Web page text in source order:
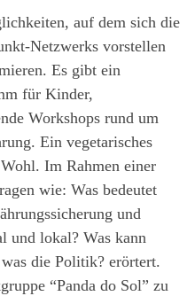
auf dem sich die
Netzwerks vorstellen
Es gibt ein
für Kinder,
Workshops rund um
Ein vegetarisches
Im Rahmen einer
wie: Was bedeutet
und
und lokal? Was kann
die Politik? erörtert.
“Panda do Sol” zu